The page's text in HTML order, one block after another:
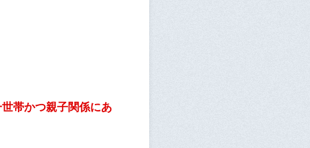
帯かつ親子関係にあ